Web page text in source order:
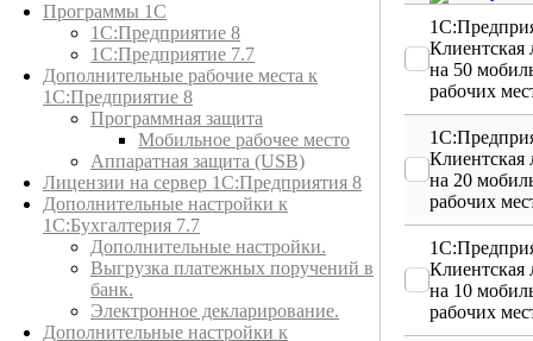
Программы 1С
1С:Предприятие 8
1С:Предприятие 7.7
Дополнительные рабочие места к
1С:Предприятие 8
Программная защита
Мобильное рабочее место
Аппаратная защита (USB)
Лицензии на сервер 1С:Предприятия 8
Дополнительные настройки к
1С:Бухгалтерия 7.7
Дополнительные настройки.
Выгрузка платежных поручений в
банк.
Электронное декларирование.
Дополнительные настройки к
Клиентская
на 50
рабочих
Клиентская
на 20
рабочих
Клиентская
на 10
рабочих